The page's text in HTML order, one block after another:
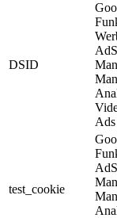
DSID
test_cookie